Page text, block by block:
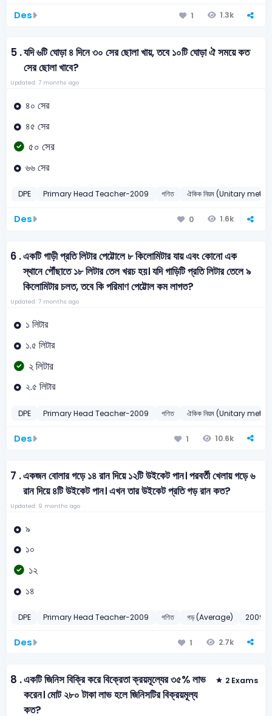
Des 1 1.3k
5 .যদি ৬টি ঘোড়া ৪ দিনে ৩০ সের ছোলা খায়, তবে ১০টি ঘোড়া ঐ সময়ে কত
সের ছোলা খাবে?
Updated: 7 months ago
৪০ সের
৪৫ সের
৫০ সের
৬৬ সের
DPE Primary Head Teacher-2009 গণিত ঐকিক নিয়ম (Unitary
Des 0 1.6k
6 .একটি গাড়ী প্রতি লিটার পেট্টোলে ৮ কিলোমিটার যায় এবং কোনো এক
স্থানে পৌঁছাতে ১৮ লিটার তেল খরচ হয়। যদি গাড়িটি প্রতি লিটার তেলে ৯
কিলোমিটার চলত, তবে কি পরিমাণ পেট্টোল কম লাগত?
Updated: 7 months ago
১ লিটার
১.৫ লিটার
২ লিটার
২.৫ লিটার
DPE Primary Head Teacher-2009 গণিত ঐকিক নিয়ম (Unitary
Des 1 10.6k
7 .একজন বোলার গড়ে ১৪ রান দিয়ে ১২টি উইকেট পান। পরবর্তী খেলায় গড়ে ৬
রান দিয়ে ৪টি উইকেট পান। এখন তার উইকেট প্রতি গড় রান কত?
Updated: 9 months ago
৯
১০
১২
১৪
DPE Primary Head Teacher-2009 গণিত গড় (Average) 2009
Des 1 2.7k
8 .একটি জিনিস বিক্রি করে বিক্রেতা ক্রয়মূল্যের ৩৫% লাভ
করেন। মোট ২৮০ টাকা লাভ হলে জিনিসটির বিক্রয়মূল্য
কত?
2 Exams